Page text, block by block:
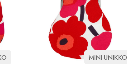
MINI UNIKKO